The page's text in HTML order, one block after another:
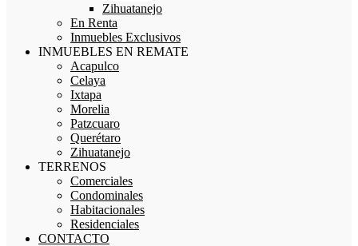
Zihuatanejo
En Renta
Inmuebles Exclusivos
INMUEBLES EN REMATE
Acapulco
Celaya
Ixtapa
Morelia
Patzcuaro
Querétaro
Zihuatanejo
TERRENOS
Comerciales
Condominales
Habitacionales
Residenciales
CONTACTO